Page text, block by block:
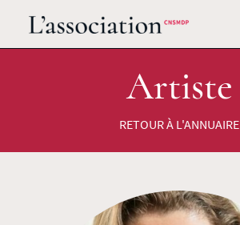
Artiste
RETOUR À L'ANNUAIRE